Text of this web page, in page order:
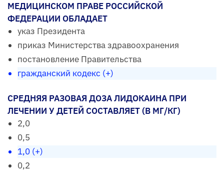
МЕДИЦИНСКОМ ПРАВЕ РОССИЙСКОЙ
ФЕДЕРАЦИИ ОБЛАДАЕТ
указ Президента
приказ Министерства здравоохранения
постановление Правительства
гражданский кодекс (+)
СРЕДНЯЯ РАЗОВАЯ ДОЗА ЛИДОКАИНА ПРИ
ЛЕЧЕНИИ У ДЕТЕЙ СОСТАВЛЯЕТ (В МГ/КГ)
2,0
0,5
1,0 (+)
0,2